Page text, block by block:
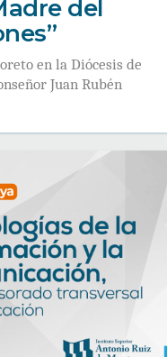
del
en la Diócesis de
Juan Rubén